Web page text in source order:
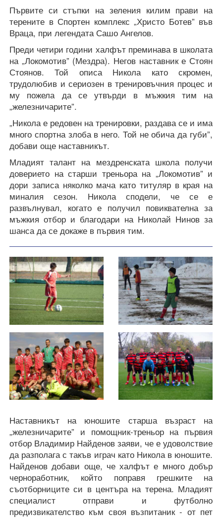
Първите си стъпки на зеления килим прави на
терените в Спортен комплекс „Христо Ботев” във
Враца, при легендата Сашо Ангелов.
Преди четири години халфът преминава в школата
на „Локомотив” (Мездра). Негов наставник е Стоян
Стоянов. Той описа Никола като скромен,
трудолюбив и сериозен в тренировъчния процес и
му пожела да се утвърди в мъжкия тим на
„железничарите”.
„Никола е редовен на тренировки, раздава се и има
много спортна злоба в него. Той не обича да губи”,
добави още наставникът.
Младият талант на мездренската школа получи
доверието на старши треньора на „Локомотив” и
дори записа няколко мача като титуляр в края на
миналия сезон. Никола сподели, че се е
развълнувал, когато е получил повиквателна за
мъжкия отбор и благодари на Николай Нинов за
шанса да се докаже в първия тим.
Наставникът на юношите старша възраст на
„железничарите” и помощник-треньор на първия
отбор Владимир Найденов заяви, че е удоволствие
да разполага с такъв играч като Никола в юношите.
Найденов добави още, че халфът е много добър
черноработник, който поправя грешките на
съотборниците си в центъра на терена. Младият
специалист отправи и футболно
предизвикателство към своя възпитаник - от пет